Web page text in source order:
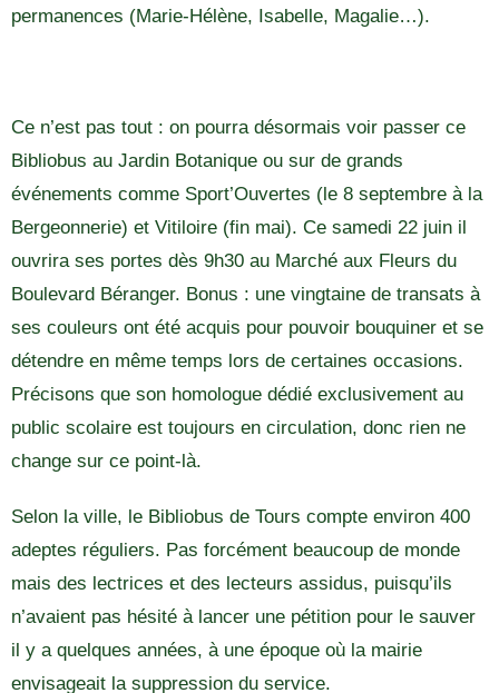
permanences (Marie-Hélène, Isabelle, Magalie…).
Ce n’est pas tout : on pourra désormais voir passer ce
Bibliobus au Jardin Botanique ou sur de grands
événements comme Sport’Ouvertes (le 8 septembre à la
Bergeonnerie) et Vitiloire (fin mai). Ce samedi 22 juin il
ouvrira ses portes dès 9h30 au Marché aux Fleurs du
Boulevard Béranger. Bonus : une vingtaine de transats à
ses couleurs ont été acquis pour pouvoir bouquiner et se
détendre en même temps lors de certaines occasions.
Précisons que son homologue dédié exclusivement au
public scolaire est toujours en circulation, donc rien ne
change sur ce point-là.
Selon la ville, le Bibliobus de Tours compte environ 400
adeptes réguliers. Pas forcément beaucoup de monde
mais des lectrices et des lecteurs assidus, puisqu’ils
n’avaient pas hésité à lancer une pétition pour le sauver
il y a quelques années, à une époque où la mairie
envisageait la suppression du service.